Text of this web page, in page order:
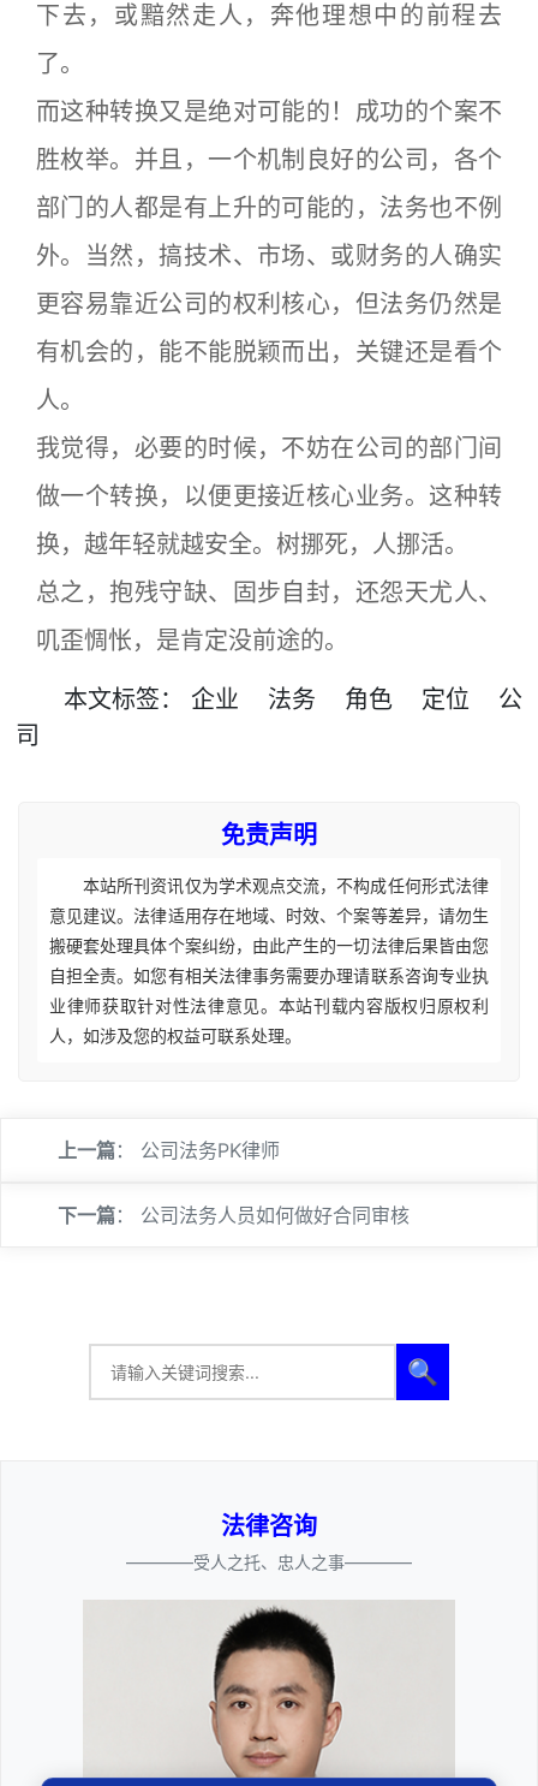
下去，或黯然走人，奔他理想中的前程去
了。
而这种转换又是绝对可能的！成功的个案不
胜枚举。并且，一个机制良好的公司，各个
部门的人都是有上升的可能的，法务也不例
外。当然，搞技术、市场、或财务的人确实
更容易靠近公司的权利核心，但法务仍然是
有机会的，能不能脱颖而出，关键还是看个
人。
我觉得，必要的时候，不妨在公司的部门间
做一个转换，以便更接近核心业务。这种转
换，越年轻就越安全。树挪死，人挪活。
总之，抱残守缺、固步自封，还怨天尤人、
叽歪惆怅，是肯定没前途的。
本文标签： 企业 法务 角色 定位
公
司
免责声明
本站所刊资讯仅为学术观点交流，不构成任何形式法律
意见建议。法律适用存在地域、时效、个案等差异，请勿生
搬硬套处理具体个案纠纷，由此产生的一切法律后果皆由您
自担全责。如您有相关法律事务需要办理请联系咨询专业执
业律师获取针对性法律意见。本站刊载内容版权归原权利
人，如涉及您的权益可联系处理。
上一篇： 公司法务PK律师
下一篇： 公司法务人员如何做好合同审核
🔍
法律咨询
————受人之托、忠人之事————